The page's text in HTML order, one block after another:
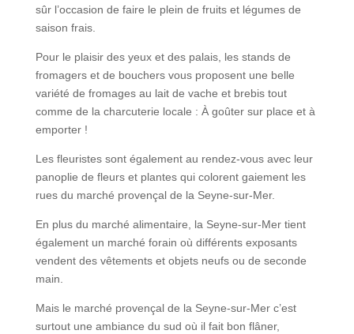
sûr l’occasion de faire le plein de fruits et légumes de
saison frais.
Pour le plaisir des yeux et des palais, les stands de
fromagers et de bouchers vous proposent une belle
variété de fromages au lait de vache et brebis tout
comme de la charcuterie locale : À goûter sur place et à
emporter !
Les fleuristes sont également au rendez-vous avec leur
panoplie de fleurs et plantes qui colorent gaiement les
rues du marché provençal de la Seyne-sur-Mer.
En plus du marché alimentaire, la Seyne-sur-Mer tient
également un marché forain où différents exposants
vendent des vêtements et objets neufs ou de seconde
main.
Mais le marché provençal de la Seyne-sur-Mer c’est
surtout une ambiance du sud où il fait bon flâner,